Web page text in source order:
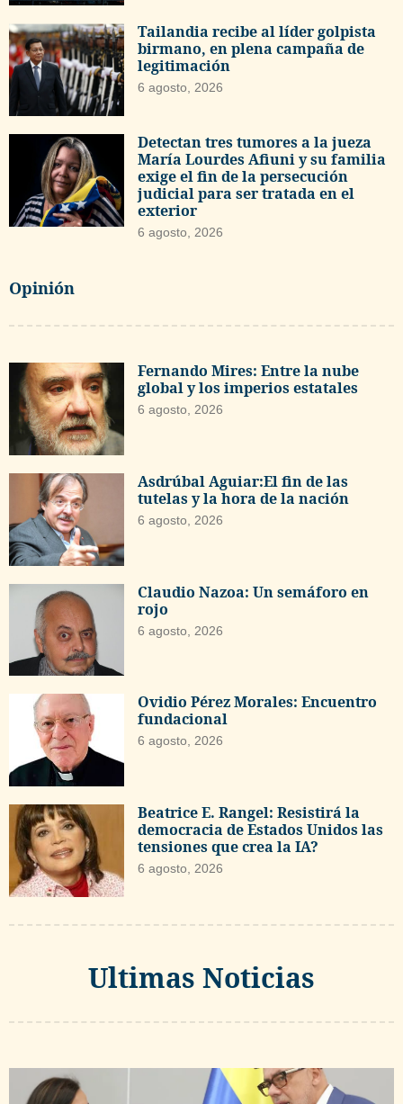
Tailandia recibe al líder golpista
birmano, en plena campaña de
legitimación
6 agosto, 2026
Detectan tres tumores a la jueza
María Lourdes Afiuni y su familia
exige el fin de la persecución
judicial para ser tratada en el
exterior
6 agosto, 2026
Opinión
Fernando Mires: Entre la nube
global y los imperios estatales
6 agosto, 2026
Asdrúbal Aguiar:El fin de las
tutelas y la hora de la nación
6 agosto, 2026
Claudio Nazoa: Un semáforo en
rojo
6 agosto, 2026
Ovidio Pérez Morales: Encuentro
fundacional
6 agosto, 2026
Beatrice E. Rangel: Resistirá la
democracia de Estados Unidos las
tensiones que crea la IA?
6 agosto, 2026
Ultimas Noticias